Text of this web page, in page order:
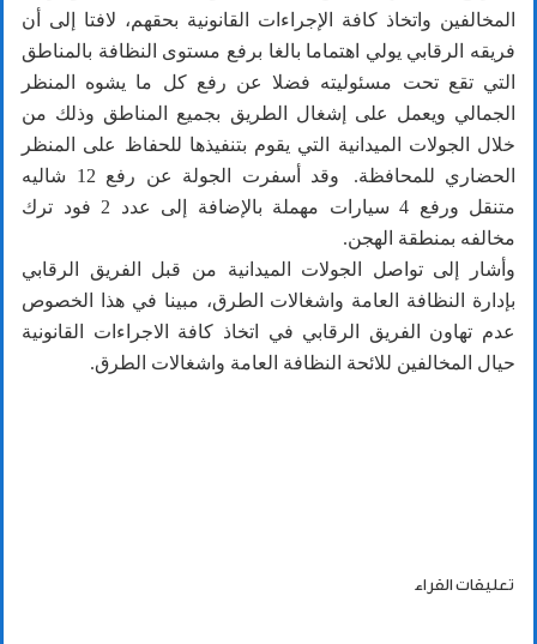
المخالفين واتخاذ كافة الإجراءات القانونية بحقهم، لافتا إلى أن
فريقه الرقابي يولي اهتماما بالغا برفع مستوى النظافة بالمناطق
التي تقع تحت مسئوليته فضلا عن رفع كل ما يشوه المنظر
الجمالي ويعمل على إشغال الطريق بجميع المناطق وذلك من
خلال الجولات الميدانية التي يقوم بتنفيذها للحفاظ على المنظر
الحضاري للمحافظة. وقد أسفرت الجولة عن رفع 12 شاليه
متنقل ورفع 4 سيارات مهملة بالإضافة إلى عدد 2 فود ترك
مخالفه بمنطقة الهجن.
وأشار إلى تواصل الجولات الميدانية من قبل الفريق الرقابي
بإدارة النظافة العامة واشغالات الطرق، مبينا في هذا الخصوص
عدم تهاون الفريق الرقابي في اتخاذ كافة الاجراءات القانونية
حيال المخالفين للائحة النظافة العامة واشغالات الطرق.
تعليقات القراء